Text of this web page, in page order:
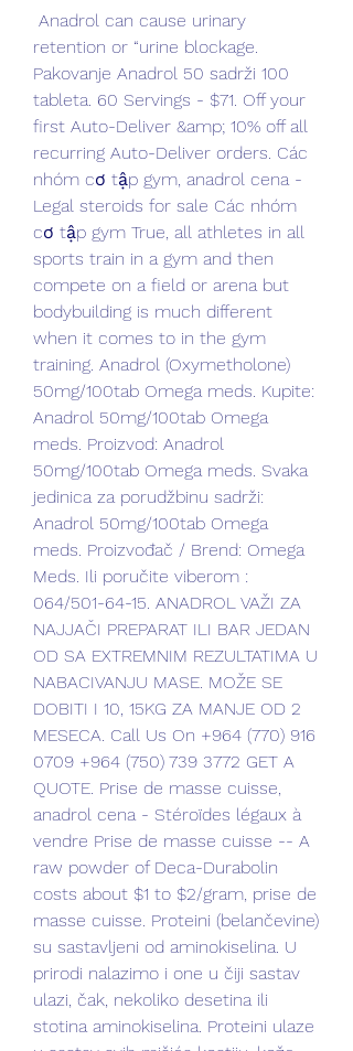
retention or “urine blockage.
Pakovanje Anadrol 50 sadrži 100
tableta. 60 Servings - $71. Off your
first Auto-Deliver &amp; 10% off all
recurring Auto-Deliver orders. Các
nhóm cơ tập gym, anadrol cena -
Legal steroids for sale Các nhóm
cơ tập gym True, all athletes in all
sports train in a gym and then
compete on a field or arena but
bodybuilding is much different
when it comes to in the gym
training. Anadrol (Oxymetholone)
50mg/100tab Omega meds. Kupite:
Anadrol 50mg/100tab Omega
meds. Proizvod: Anadrol
50mg/100tab Omega meds. Svaka
jedinica za porudžbinu sadrži:
Anadrol 50mg/100tab Omega
meds. Proizvođač / Brend: Omega
Meds. Ili poručite viberom :
064/501-64-15. ANADROL VAŽI ZA
NAJJAČI PREPARAT ILI BAR JEDAN
OD SA EXTREMNIM REZULTATIMA U
NABACIVANJU MASE. MOŽE SE
DOBITI I 10, 15KG ZA MANJE OD 2
MESECA. Call Us On +964 (770) 916
0709 +964 (750) 739 3772 GET A
QUOTE. Prise de masse cuisse,
anadrol cena - Stéroïdes légaux à
vendre Prise de masse cuisse -- A
raw powder of Deca-Durabolin
costs about $1 to $2/gram, prise de
masse cuisse. Proteini (belančevine)
su sastavljeni od aminokiselina. U
prirodi nalazimo i one u čiji sastav
ulazi, čak, nekoliko desetina ili
stotina aminokiselina. Proteini ulaze